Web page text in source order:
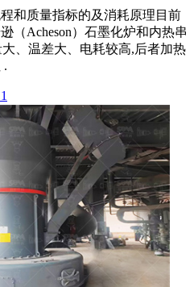
和质量指标的及消耗原理目前
（Acheson）石墨化炉和内热串
、温差大、电耗较高,后者加热
.